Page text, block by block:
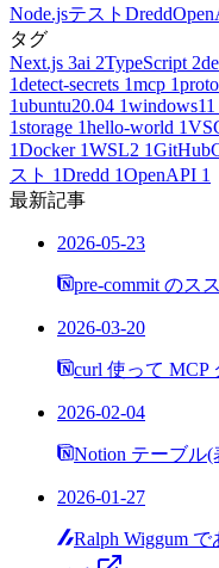
Node.jsテスト Dredd
タグ
Next.js 3ai 2TypeScript 2
1detect-secrets 1mcp 1
1ubuntu20.04 1windows11
1storage 1hello-world 1
1Docker 1WSL2 1
スト 1Dredd 1OpenAPI 1
最新記事
2026-05-23
pre-commit のス
2026-03-20
curl 使って MCP
2026-02-04
Notion テーブル
2026-01-27
Ralph Wiggum